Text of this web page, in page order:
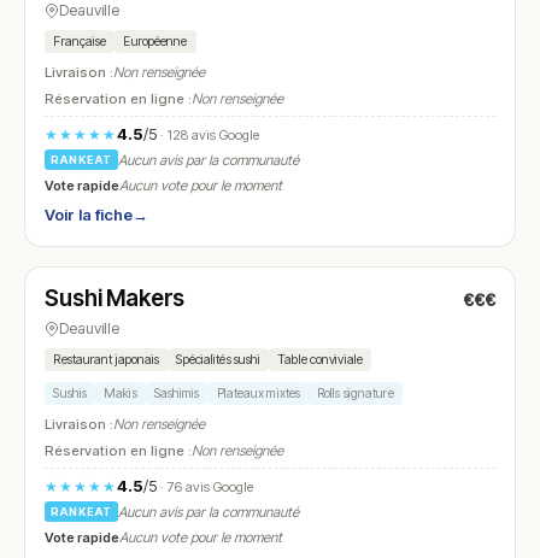
Deauville
Française Européenne
Livraison :Non renseignée
Réservation en ligne :Non renseignée
★★★★★4.5/5· 128 avis Google
RANKEAT
Aucun avis par la communauté
Vote rapideAucun vote pour le moment
Voir la fiche→
N° 24
Sushi Makers €€€
Deauville
Restaurant japonais Spécialités sushi Table conviviale
Sushis Makis Sashimis Plateaux mixtes Rolls signature
Livraison :Non renseignée
Réservation en ligne :Non renseignée
★★★★★4.5/5· 76 avis Google
RANKEAT
Aucun avis par la communauté
Vote rapideAucun vote pour le moment